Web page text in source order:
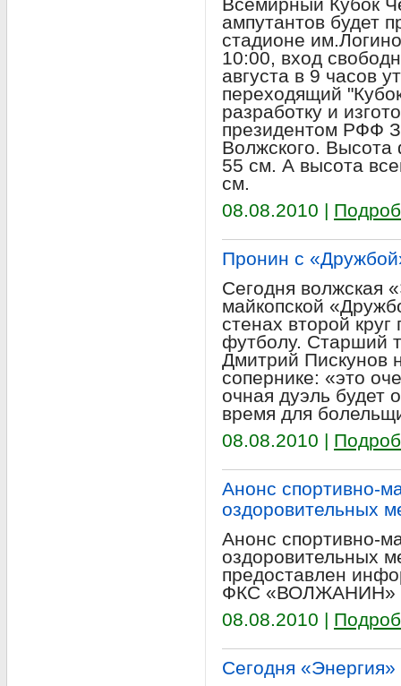
ампутантов будет
стадионе
10:00, вход
августа в 9 часов
переходящий
разработку и
президентом РФФ
Волжского.
55 см. А высота
см.
08.08.2010 |
Пронин с
Сегодня волжская
майкопской
стенах второй
футболу. Старший
Дмитрий Пискунов
сопернике: «это
очная дуэль будет
время для
08.08.2010 |
Анонс спортивно-
оздоровительных
Анонс спортивно-
оздоровительных
предоставлен
ФКС «ВОЛЖАНИН»
08.08.2010 |
Сегодня «Энергия»